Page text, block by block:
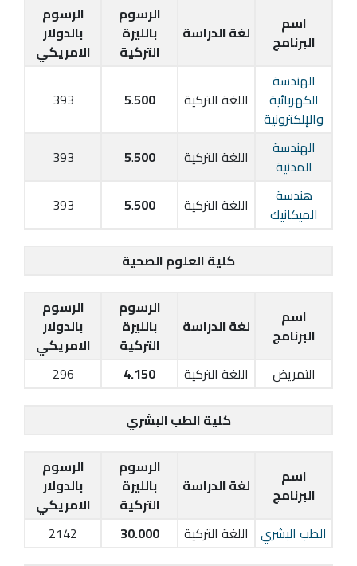
اسم
البرنامج
لغة الدراسة
الرسوم
بالليرة
التركية
الرسوم
بالدولار
الامريكي
الهندسة
الكهربائية
والإلكترونية
اللغة التركية 5.500
393
الهندسة
المدنية
اللغة التركية 5.500
393
هندسة
الميكانيك
اللغة التركية 5.500
393
كلية العلوم الصحية
اسم
البرنامج
لغة الدراسة
الرسوم
بالليرة
التركية
الرسوم
بالدولار
الامريكي
التمريض
اللغة التركية 4.150
296
كلية الطب البشري
اسم
البرنامج
لغة الدراسة
الرسوم
بالليرة
التركية
الرسوم
بالدولار
الامريكي
الطب البشري اللغة التركية 30.000
2142